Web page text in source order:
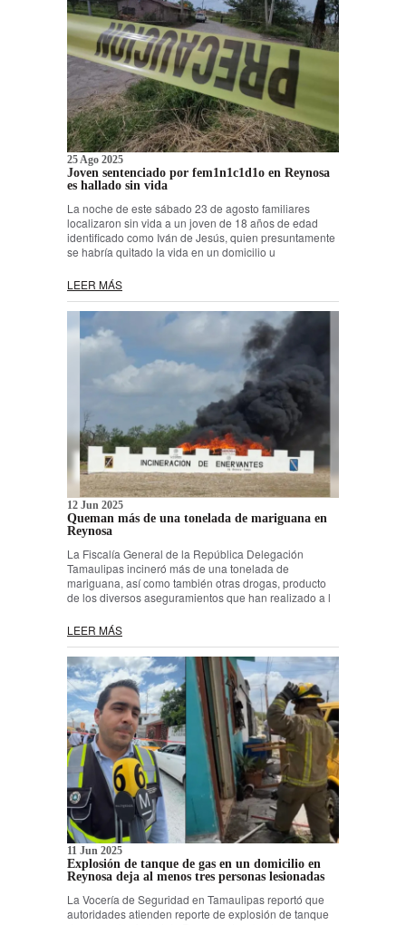
25 Ago 2025
Joven sentenciado por fem1n1c1d1o en Reynosa
es hallado sin vida
La noche de este sábado 23 de agosto familiares
localizaron sin vida a un joven de 18 años de edad
identificado como Iván de Jesús, quien presuntamente
se habría quitado la vida en un domicilio u
LEER MÁS
12 Jun 2025
Queman más de una tonelada de mariguana en
Reynosa
La Fiscalía General de la República Delegación
Tamaulipas incineró más de una tonelada de
mariguana, así como también otras drogas, producto
de los diversos aseguramientos que han realizado a l
LEER MÁS
11 Jun 2025
Explosión de tanque de gas en un domicilio en
Reynosa deja al menos tres personas lesionadas
La Vocería de Seguridad en Tamaulipas reportó que
autoridades atienden reporte de explosión de tanque